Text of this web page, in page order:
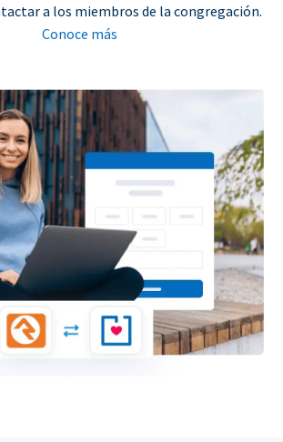
a los miembros de la congregación.
Conoce más